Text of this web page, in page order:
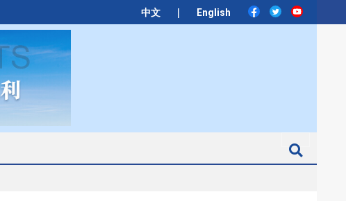
中文 | English